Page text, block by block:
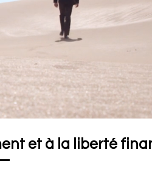
et à la liberté